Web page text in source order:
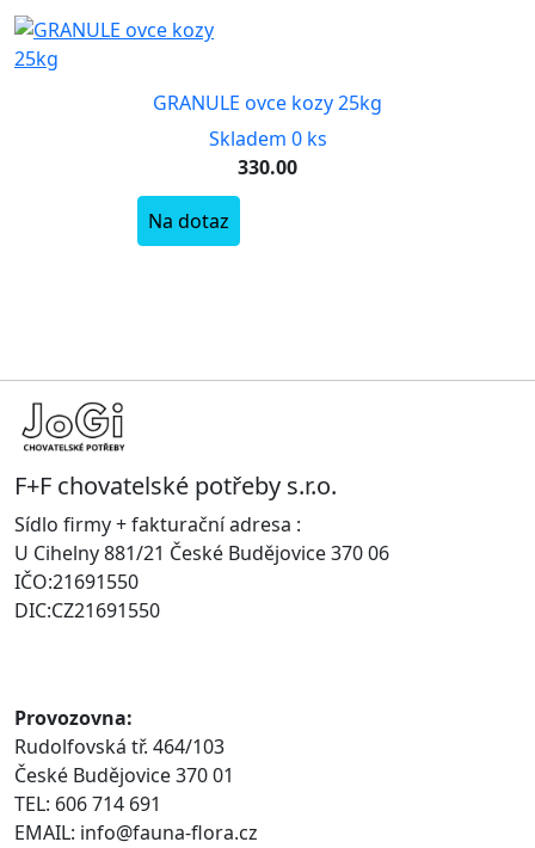
GRANULE ovce kozy 25kg
Skladem 0 ks
330.00
Na dotaz
F+F chovatelské potřeby s.r.o.
Sídlo firmy + fakturační adresa :
U Cihelny 881/21 České Budějovice 370 06
IČO:21691550
DIC:CZ21691550
Provozovna:
Rudolfovská tř. 464/103
České Budějovice 370 01
TEL: 606 714 691
EMAIL: info@fauna-flora.cz